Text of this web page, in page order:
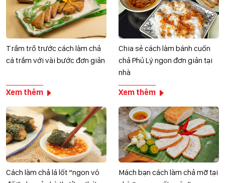
Trầm trồ trước cách làm chả
cá trắm với vài bước đơn giản
Xem thêm
Chia sẻ cách làm bánh cuốn
chả Phủ Lý ngon đơn giản tại
nhà
Xem thêm
Cách làm chả lá lốt “ngon vô
Mách bạn cách làm chả mỡ tại